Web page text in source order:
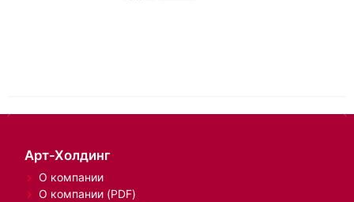
Арт-Холдинг
О компании
О компании (PDF)